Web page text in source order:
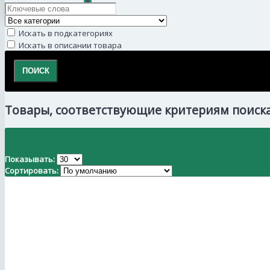
КОНТАКТЫ +
Искать в подкатегориях
Искать в описании товара
Товары, соответствующие критериям
Показывать:
Сортировать: